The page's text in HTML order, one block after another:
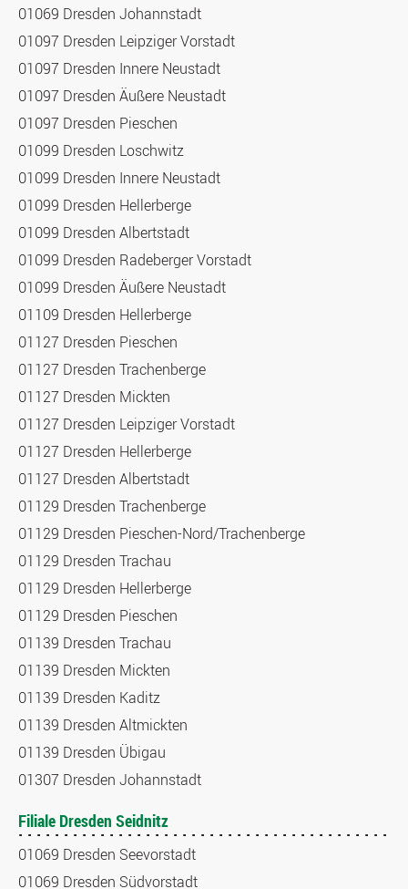
01069 Dresden Johannstadt
01097 Dresden Leipziger Vorstadt
01097 Dresden Innere Neustadt
01097 Dresden Äußere Neustadt
01097 Dresden Pieschen
01099 Dresden Loschwitz
01099 Dresden Innere Neustadt
01099 Dresden Hellerberge
01099 Dresden Albertstadt
01099 Dresden Radeberger Vorstadt
01099 Dresden Äußere Neustadt
01109 Dresden Hellerberge
01127 Dresden Pieschen
01127 Dresden Trachenberge
01127 Dresden Mickten
01127 Dresden Leipziger Vorstadt
01127 Dresden Hellerberge
01127 Dresden Albertstadt
01129 Dresden Trachenberge
01129 Dresden Pieschen-Nord/Trachenberge
01129 Dresden Trachau
01129 Dresden Hellerberge
01129 Dresden Pieschen
01139 Dresden Trachau
01139 Dresden Mickten
01139 Dresden Kaditz
01139 Dresden Altmickten
01139 Dresden Übigau
01307 Dresden Johannstadt
Filiale Dresden Seidnitz
01069 Dresden Seevorstadt
01069 Dresden Südvorstadt